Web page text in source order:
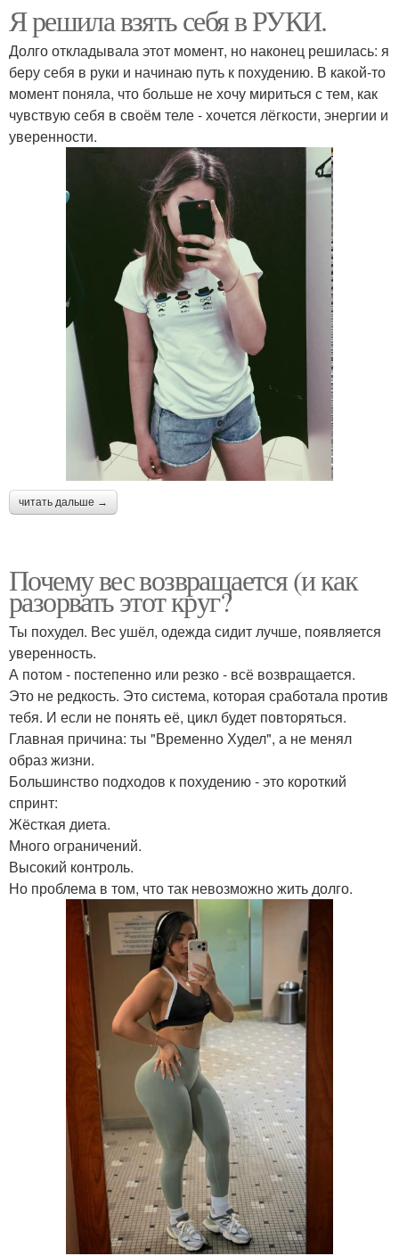
Я решила взять себя в РУКИ.
Долго откладывала этот момент, но наконец решилась: я
беру себя в руки и начинаю путь к похудению. В какой-то
момент поняла, что больше не хочу мириться с тем, как
чувствую себя в своём теле - хочется лёгкости, энергии и
уверенности.
читать дальше →
Почему вес возвращается (и как
разорвать этот круг?
Ты похудел. Вес ушёл, одежда сидит лучше, появляется
уверенность.
А потом - постепенно или резко - всё возвращается.
Это не редкость. Это система, которая сработала против
тебя. И если не понять её, цикл будет повторяться.
Главная причина: ты "Временно Худел", а не менял
образ жизни.
Большинство подходов к похудению - это короткий
спринт:
Жёсткая диета.
Много ограничений.
Высокий контроль.
Но проблема в том, что так невозможно жить долго.